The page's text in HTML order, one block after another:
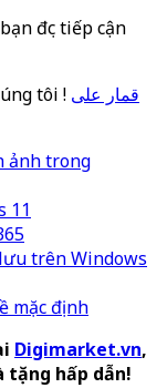
đọc tiếp cận
tôi ! قمار على
ảnh trong
11
trên Windows
mặc định
Digimarket.vn,
tặng hấp dẫn!